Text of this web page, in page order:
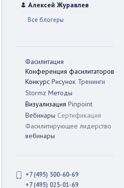
Алексей Журавлев
Все блогеры
Фасилитация
Конференция фасилитаторов
Конкурс Рисунок Тренинги
Stormz Методы
Визуализация Pinpoint
Вебинары Сертификация
Фасилитирующее лидерство
вебинары
+7 (495) 500-60-69
+7 (495) 025-01-69